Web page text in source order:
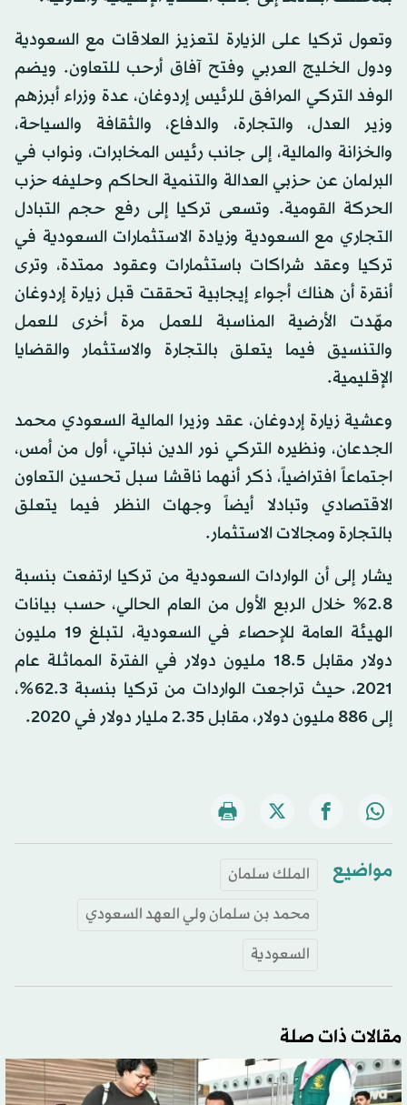
وتعول تركيا على الزيارة لتعزيز العلاقات مع السعودية
ودول الخليج العربي وفتح آفاق أرحب للتعاون. ويضم
الوفد التركي المرافق للرئيس إردوغان، عدة وزراء أبرزهم
وزير العدل، والتجارة، والدفاع، والثقافة والسياحة،
والخزانة والمالية، إلى جانب رئيس المخابرات، ونواب في
البرلمان عن حزبي العدالة والتنمية الحاكم وحليفه حزب
الحركة القومية. وتسعى تركيا إلى رفع حجم التبادل
التجاري مع السعودية وزيادة الاستثمارات السعودية في
تركيا وعقد شراكات باستثمارات وعقود ممتدة، وترى
أنقرة أن هناك أجواء إيجابية تحققت قبل زيارة إردوغان
مهّدت الأرضية المناسبة للعمل مرة أخرى للعمل
والتنسيق فيما يتعلق بالتجارة والاستثمار والقضايا
الإقليمية.
وعشية زيارة إردوغان، عقد وزيرا المالية السعودي محمد
الجدعان، ونظيره التركي نور الدين نباتي، أول من أمس،
اجتماعاً افتراضياً، ذكر أنهما ناقشا سبل تحسين التعاون
الاقتصادي وتبادلا أيضاً وجهات النظر فيما يتعلق
بالتجارة ومجالات الاستثمار.
يشار إلى أن الواردات السعودية من تركيا ارتفعت بنسبة
2.8% خلال الربع الأول من العام الحالي، حسب بيانات
الهيئة العامة للإحصاء في السعودية، لتبلغ 19 مليون
دولار مقابل 18.5 مليون دولار في الفترة المماثلة عام
2021، حيث تراجعت الواردات من تركيا بنسبة 62.3%،
إلى 886 مليون دولار، مقابل 2.35 مليار دولار في 2020.
مواضيع
الملك سلمان
محمد بن سلمان ولي العهد السعودي
السعودية
مقالات ذات صلة